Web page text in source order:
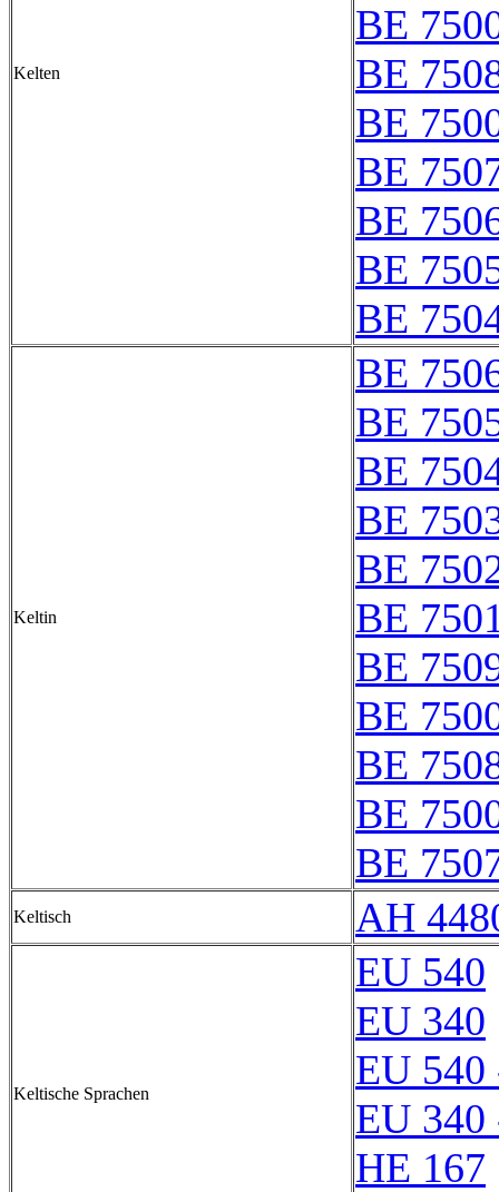
Kelten
BE
BE
BE
BE
BE
BE
BE
Keltin
BE
BE
BE
BE
BE
BE
BE
BE
BE
BE
BE
Keltisch AH
Keltische Sprachen
EU 540
EU 340
EU 540
EU 340
HE 167